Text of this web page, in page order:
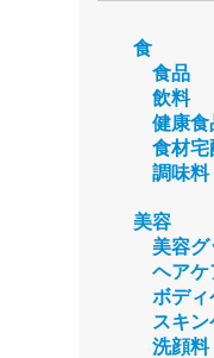
食
食品
飲料
健康食
食材宅
調味料
美容
美容グ
ヘアケ
ボディ
スキン
洗顔料